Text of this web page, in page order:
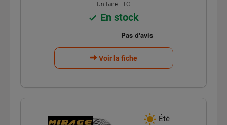
Unitaire TTC
En stock
Voir la fiche
Été